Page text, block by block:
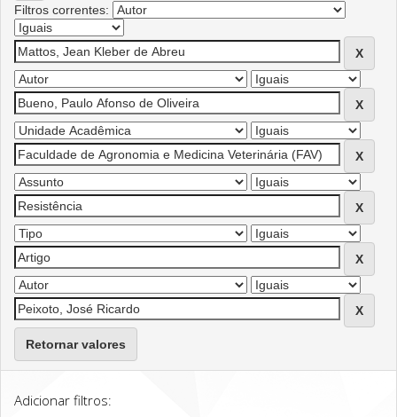
Filtros correntes:
Retornar valores
Adicionar filtros: